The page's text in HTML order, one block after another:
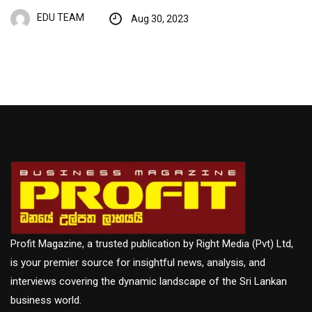
EDU TEAM Aug 30, 2023
Profit Magazine, a trusted publication by Right Media (Pvt) Ltd,
is your premier source for insightful news, analysis, and
interviews covering the dynamic landscape of the Sri Lankan
business world.